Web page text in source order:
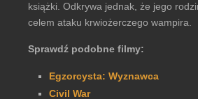
książki. Odkrywa jednak, że jego
celem ataku krwiożerczego wampira.
Sprawdź podobne filmy:
Egzorcysta: Wyznawca
Civil War